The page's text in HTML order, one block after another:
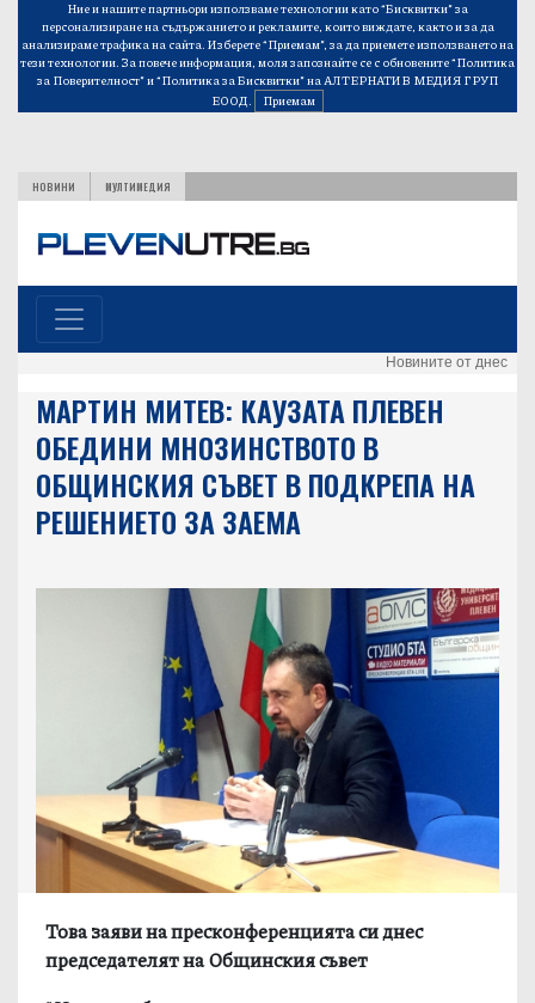
Ние и нашите партньори използваме технологии като “Бисквитки” за
персонализиране на съдържанието и рекламите, които виждате, както и за да
анализираме трафика на сайта. Изберете “Приемам”, за да приемете използването на
тези технологии. За повече информация, моля запознайте се с обновените“Политика
за Поверителност”и“Политика за Бисквитки”на АЛТЕРНАТИВ МЕДИЯ ГРУП
ЕООД.
Приемам
НОВИНИ МУЛТИМЕДИЯ
Новините от днес
МАРТИН МИТЕВ: КАУЗАТА ПЛЕВЕН
ОБЕДИНИ МНОЗИНСТВОТО В
ОБЩИНСКИЯ СЪВЕТ В ПОДКРЕПА НА
РЕШЕНИЕТО ЗА ЗАЕМА
Това заяви на пресконференцията си днес
председателят на Общинския съвет